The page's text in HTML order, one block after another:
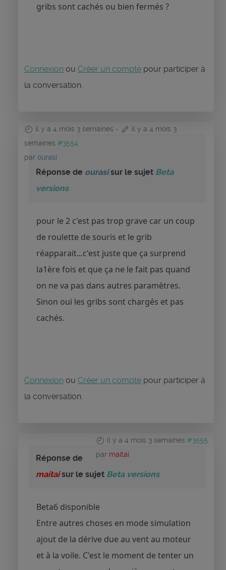
gribs sont cachés ou bien fermés ?
Connexion ou Créer un compte pour participer à
la conversation.
il y a 4 mois 3 semaines -
il y a 4 mois 3
semaines #3554
par ourasi
Réponse de ourasisur le sujet Beta
versions
pour le 2 c'est pas trop grave car un coup
de roulette de souris et le grib
réapparait...c'est juste que ça surprend
la1ère fois et que ça ne le fait pas quand
on ne va pas dans autres paramètres.
Sinon oui les gribs sont chargés et pas
cachés.
Connexion ou Créer un compte pour participer à
la conversation.
il y a 4 mois 3 semaines #3555
par maitai
Réponse de
maitaisur le sujet Beta versions
Beta6 disponible
Entre autres choses en mode simulation
ajout de la dérive due au vent au moteur
et à la voile. C'est le moment de tenter un